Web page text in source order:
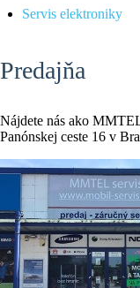
Servis elektroniky
Predajňa
Nájdete nás ako
Panónskej ceste 16 v